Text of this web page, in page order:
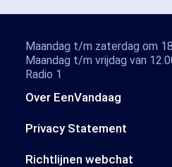
Over EenVandaag
Privacy Statement
Richtlijnen webchat
Maandag t/m zaterdag om
Maandag t/m vrijdag van
Radio 1